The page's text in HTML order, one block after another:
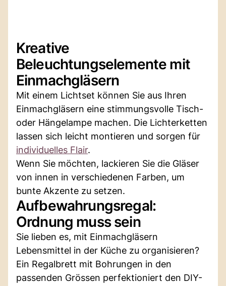
Kreative
Beleuchtungselemente mit
Einmachgläsern
Mit einem Lichtset können Sie aus Ihren
Einmachgläsern eine stimmungsvolle Tisch-
oder Hängelampe machen. Die Lichterketten
lassen sich leicht montieren und sorgen für
individuelles Flair.
Wenn Sie möchten, lackieren Sie die Gläser
von innen in verschiedenen Farben, um
bunte Akzente zu setzen.
Aufbewahrungsregal:
Ordnung muss sein
Sie lieben es, mit Einmachgläsern
Lebensmittel in der Küche zu organisieren?
Ein Regalbrett mit Bohrungen in den
passenden Grössen perfektioniert den DIY-